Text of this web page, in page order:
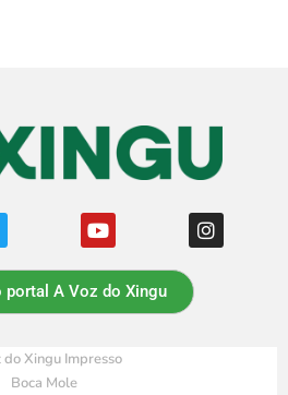
portal A Voz do Xingu
do Xingu Impresso
Boca Mole